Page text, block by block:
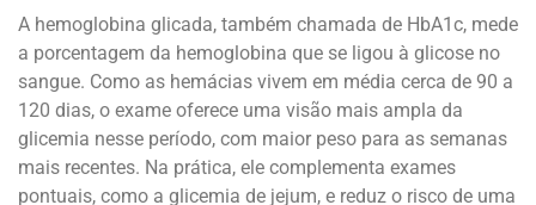
A hemoglobina glicada, também chamada de HbA1c, mede
a porcentagem da hemoglobina que se ligou à glicose no
sangue. Como as hemácias vivem em média cerca de 90 a
120 dias, o exame oferece uma visão mais ampla da
glicemia nesse período, com maior peso para as semanas
mais recentes. Na prática, ele complementa exames
pontuais, como a glicemia de jejum, e reduz o risco de uma